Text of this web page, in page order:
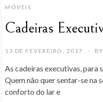
MÓVEIS
Cadeiras
13 DE FEVEREIRO, 2017 BY
As cadeiras executivas, para
Quem não quer sentar-se na
conforto do lar e